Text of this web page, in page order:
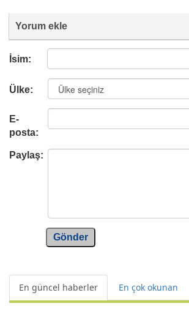
Yorum ekle
İsim:
Ülke:
E-
posta:
Paylaş:
Gönder
En güncel haberler En çok okunan